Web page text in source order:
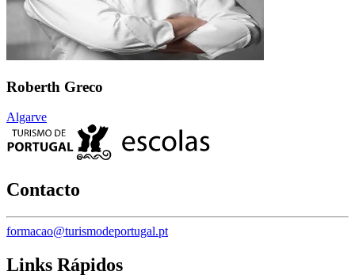
Roberth Greco
Algarve
Contacto
formacao@turismodeportugal.pt
Links Rápidos